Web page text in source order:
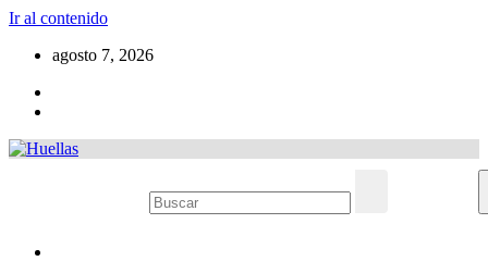
Ir al contenido
agosto 7, 2026